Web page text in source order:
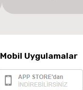
Mobil Uygulamalar